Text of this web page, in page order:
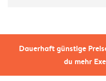
Dauerhaft günstige
du mehr